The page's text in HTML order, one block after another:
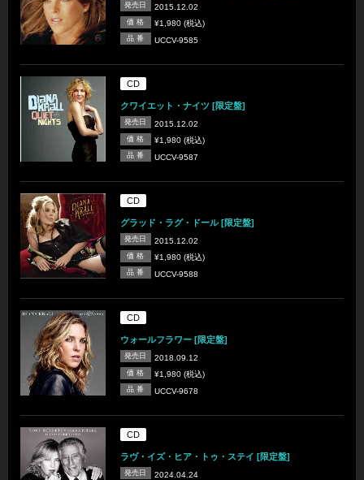
発売日 2015.12.02
価 格 ¥1,980 (税込)
品 番 UCCV-9585
CD
クワイエット・ナイツ [限定盤]
発売日 2015.12.02
価 格 ¥1,980 (税込)
品 番 UCCV-9587
CD
グラッド・ラグ・ドール [限定盤]
発売日 2015.12.02
価 格 ¥1,980 (税込)
品 番 UCCV-9588
CD
ウォールフラワー [限定盤]
発売日 2018.09.12
価 格 ¥1,980 (税込)
品 番 UCCV-9678
CD
ラヴ・イズ・ヒア・トゥ・ステイ [限定盤]
発売日 2024.04.24